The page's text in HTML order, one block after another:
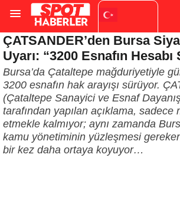
Turkish ▼
ÇATSANDER’den Bursa
Uyarı: “3200 Esnafın
Bursa’da Çataltepe mağduriyetiyle
3200 esnafın hak arayışı sürüyor.
(Çataltepe Sanayici ve Esnaf
tarafından yapılan açıklama, sadece
etmekle kalmıyor; aynı zamanda
kamu yönetiminin yüzleşmesi
bir kez daha ortaya koyuyor…